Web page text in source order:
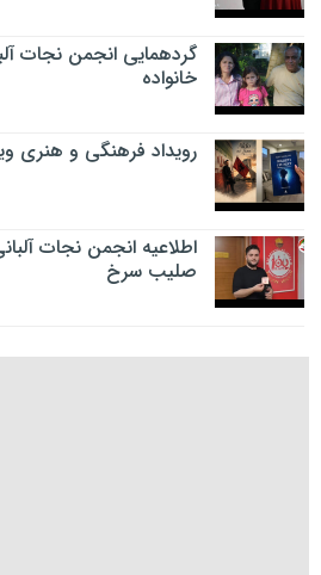
گردهمایی انجمن نجات
خانواده
رویداد فرهنگی و هنری ویژه – ۱۸ مه
اطلاعیه انجمن نجات
صلیب سرخ